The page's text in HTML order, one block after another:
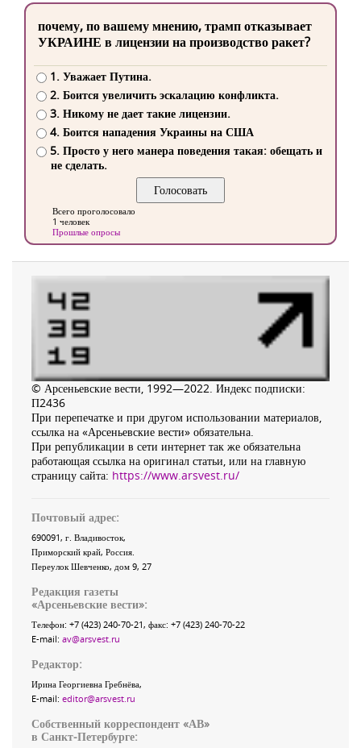
почему, по вашему мнению, трамп отказывает
УКРАИНЕ в лицензии на производство ракет?
1. Уважает Путина.
2. Боится увеличить эскалацию конфликта.
3. Никому не дает такие лицензии.
4. Боится нападения Украины на США
5. Просто у него манера поведения такая: обещать и
не сделать.
Всего проголосовало
1 человек
Прошлые опросы
© Арсеньевские вести, 1992—2022. Индекс подписки:
П2436
При перепечатке и при другом использовании материалов,
ссылка на «Арсеньевские вести» обязательна.
При републикации в сети интернет так же обязательна
работающая ссылка на оригинал статьи, или на главную
страницу сайта: https://www.arsvest.ru/
Почтовый адрес:
690091, г. Владивосток,
Приморский край, Россия
Переулок Шевченко, дом 9, 27
Редакция газеты
«Арсеньевские вести»:
Телефон: +7 (423) 240-70-21, факс: +7 (423) 240-70-22
E-mail: av@arsvest.ru
Редактор:
Ирина Георгиевна Гребнёва,
E-mail: editor@arsvest.ru
Собственный корреспондент «АВ»
в Санкт-Петербурге: